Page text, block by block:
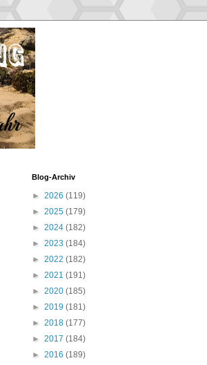
Blog-Archiv
► 2026 (119)
► 2025 (179)
► 2024 (182)
► 2023 (184)
► 2022 (182)
► 2021 (191)
► 2020 (185)
► 2019 (181)
► 2018 (177)
► 2017 (184)
► 2016 (189)